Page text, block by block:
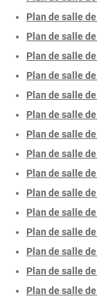
Plan de salle
Plan de salle
Plan de salle
Plan de salle
Plan de salle
Plan de salle
Plan de salle
Plan de salle
Plan de salle
Plan de salle
Plan de salle
Plan de salle
Plan de salle
Plan de salle
Plan de salle